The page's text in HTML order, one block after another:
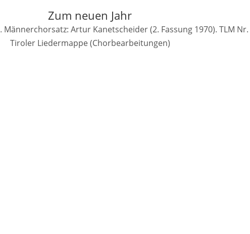
Zum neuen Jahr
Artur Kanetscheider (2. Fassung 1970). TLM Nr.
Tiroler Liedermappe (Chorbearbeitungen)